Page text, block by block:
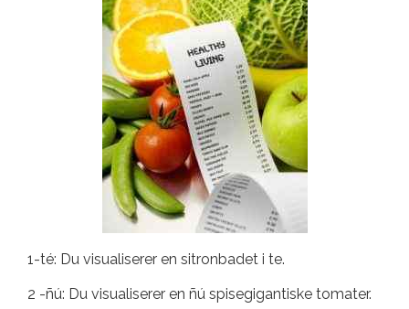
1-té: Du visualiserer en sitronbadet i te.
2 -ñú: Du visualiserer en ñú spisegigantiske tomater.